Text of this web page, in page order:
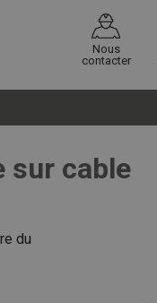
Nous
contacter
Poursuivre
sur cable
du